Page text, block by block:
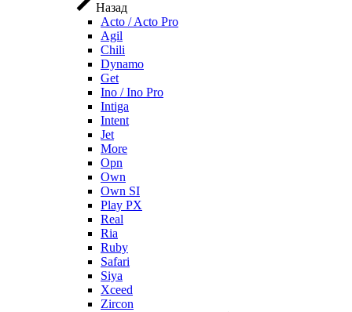
Назад
Acto / Acto Pro
Agil
Chili
Dynamo
Get
Ino / Ino Pro
Intiga
Intent
Jet
More
Opn
Own
Own SI
Play PX
Real
Ria
Ruby
Safari
Siya
Xceed
Zircon